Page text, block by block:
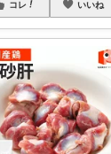
コレ いいね